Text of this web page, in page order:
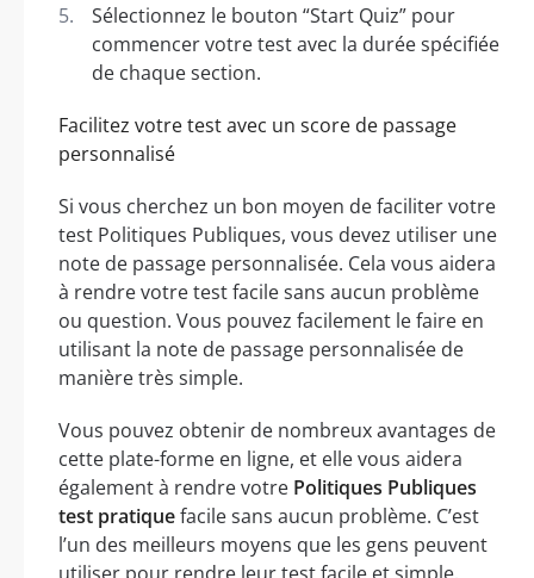
Sélectionnez le bouton “Start Quiz” pour
commencer votre test avec la durée spécifiée
de chaque section.
Facilitez votre test avec un score de passage
personnalisé
Si vous cherchez un bon moyen de faciliter votre
test Politiques Publiques, vous devez utiliser une
note de passage personnalisée. Cela vous aidera
à rendre votre test facile sans aucun problème
ou question. Vous pouvez facilement le faire en
utilisant la note de passage personnalisée de
manière très simple.
Vous pouvez obtenir de nombreux avantages de
cette plate-forme en ligne, et elle vous aidera
également à rendre votre Politiques Publiques
test pratiquefacile sans aucun problème. C’est
l’un des meilleurs moyens que les gens peuvent